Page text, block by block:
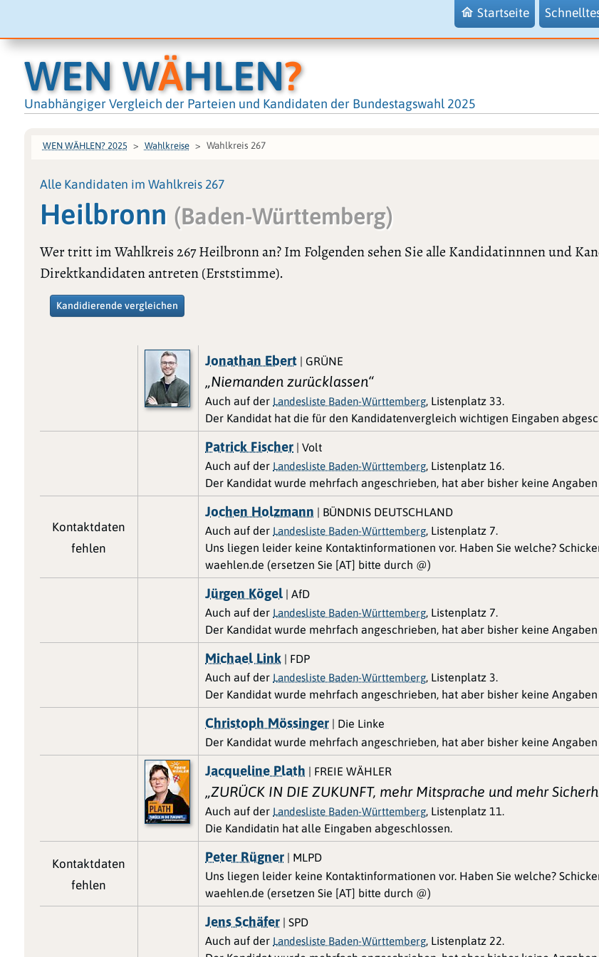
Startseite
WEN WÄHLEN?
Unabhängiger Vergleich der Parteien und Kandidaten der Bundestagswahl 2025
WEN WÄHLEN? 2025 Wahlkreise Wahlkreis 267
Alle Kandidaten im Wahlkreis 267
Heilbronn (Baden-Württemberg)
Wer tritt im Wahlkreis 267 Heilbronn an? Im Folgenden sehen Sie alle Kandidatinnnen und
Direktkandidaten antreten (Erststimme).
Kandidierende vergleichen
Jonathan Ebert | GRÜNE
„Niemanden zurücklassen“
Auch auf der Landesliste Baden-Württemberg, Listenplatz 33.
Der Kandidat hat die für den Kandidatenvergleich wichtigen Eingaben
Patrick Fischer | Volt
Auch auf der Landesliste Baden-Württemberg, Listenplatz 16.
Der Kandidat wurde mehrfach angeschrieben, hat aber bisher keine
Kontaktdaten
fehlen
Jochen Holzmann | BÜNDNIS DEUTSCHLAND
Auch auf der Landesliste Baden-Württemberg, Listenplatz 7.
Uns liegen leider keine Kontaktinformationen vor. Haben Sie welche?
waehlen.de (ersetzen Sie [AT] bitte durch @)
Jürgen Kögel | AfD
Auch auf der Landesliste Baden-Württemberg, Listenplatz 7.
Der Kandidat wurde mehrfach angeschrieben, hat aber bisher keine
Michael Link | FDP
Auch auf der Landesliste Baden-Württemberg, Listenplatz 3.
Der Kandidat wurde mehrfach angeschrieben, hat aber bisher keine
Christoph Mössinger | Die Linke
Der Kandidat wurde mehrfach angeschrieben, hat aber bisher keine
Jacqueline Plath | FREIE WÄHLER
„ZURÜCK IN DIE ZUKUNFT, mehr Mitsprache und mehr
Auch auf der Landesliste Baden-Württemberg, Listenplatz 11.
Die Kandidatin hat alle Eingaben abgeschlossen.
Kontaktdaten
fehlen
Peter Rügner | MLPD
Uns liegen leider keine Kontaktinformationen vor. Haben Sie welche?
waehlen.de (ersetzen Sie [AT] bitte durch @)
Jens Schäfer | SPD
Auch auf der Landesliste Baden-Württemberg, Listenplatz 22.